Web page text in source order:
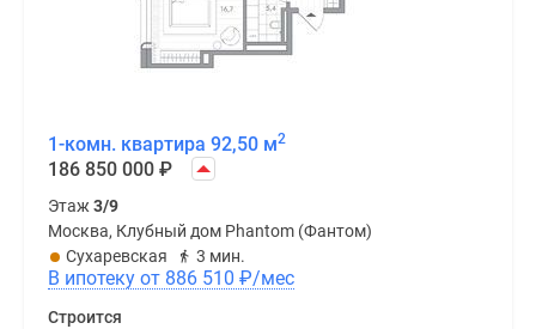
1-комн. квартира 92,50 м2
186 850 000 ₽
Этаж3/9
Москва, Клубный дом Phantom (Фантом)
Сухаревская
3 мин.
В ипотеку от 886 510 ₽/мес
Строится